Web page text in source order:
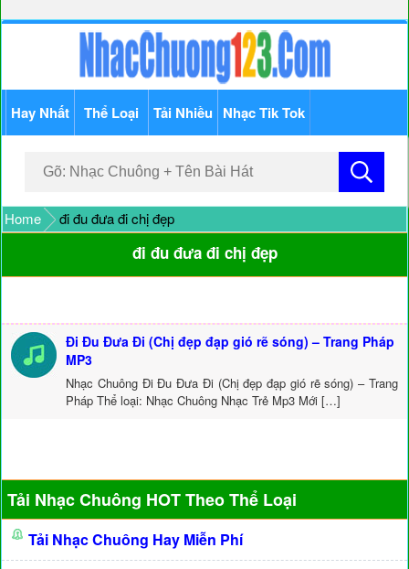
Hay Nhất Thể Loại Tải Nhiều Nhạc Tik Tok
Home đi đu đưa đi chị đẹp
đi đu đưa đi chị đẹp
Đi Đu Đưa Đi (Chị đẹp đạp gió rẽ sóng) – Trang Pháp
MP3
Nhạc Chuông Đi Đu Đưa Đi (Chị đẹp đạp gió rẽ sóng) – Trang
Pháp Thể loại: Nhạc Chuông Nhạc Trẻ Mp3 Mới […]
Tải Nhạc Chuông HOT Theo Thể Loại
Tải Nhạc Chuông Hay Miễn Phí